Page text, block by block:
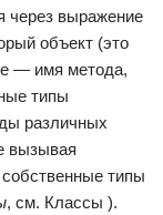
через выражение
объект (это
— имя метода,
типы
различных
вызывая
типы
, см. Классы ).